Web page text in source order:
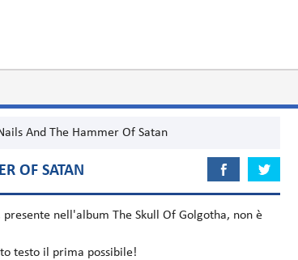
And The Hammer Of Satan
OF SATAN
presente nell'album The Skull Of Golgotha, non è
testo il prima possibile!